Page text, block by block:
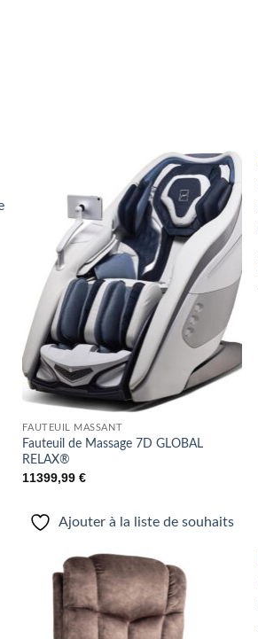
Ajouter
à la liste
de
souhaits
FAUTEUIL MASSANT
Fauteuil de Massage 7D GLOBAL
RELAX®
11399,99€
Ajouter à la liste de souhaits